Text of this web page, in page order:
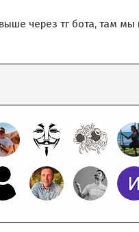
через тг бота, там